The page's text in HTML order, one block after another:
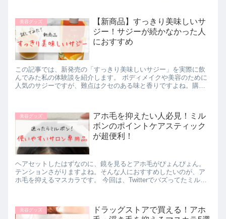
美容グッズ
【新商品】すっきり美味しいサ
ジー！サジーが続かなかった人
におすすめ
この記事では、新発売の「すっきり美味しいサジー」を実際に飲
んでみた私の体験談を紹介します。 ボディメイクや美容のために
人気のサジーですが、難点はクセのある味と香りですよね。購入
美容グッズ
アホ毛を抑えたい人必見！ミル
ボンのポイントケアスティック
が超便利！
ヘアセットしたはずなのに、鏡を見るとアホ毛がぴょんぴょん。
テンションさがりますよね。そんな人におすすめしたいのが、ア
ホ毛を抑えるマスカラです。 今回は、Twitterでバズってたミルボ
美容グッズ
ドラッグストアで買える！アホ